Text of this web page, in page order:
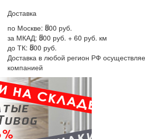
Доставка
по Москве: 800 руб.
за МКАД: 800 руб. + 60 руб. км
до ТК: 800 руб.
Доставка в любой регион РФ
компанией